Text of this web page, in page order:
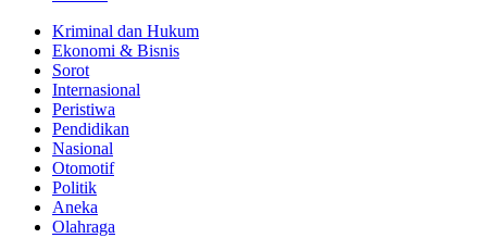
Kriminal dan Hukum
Ekonomi & Bisnis
Sorot
Internasional
Peristiwa
Pendidikan
Nasional
Otomotif
Politik
Aneka
Olahraga